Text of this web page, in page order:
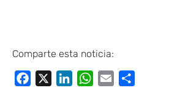
Comparte esta noticia:
Facebook LinkedInWhatsApp
Email